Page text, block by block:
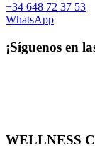
+34 648 72 37 53
WhatsApp
¡Síguenos en
WELLNESS